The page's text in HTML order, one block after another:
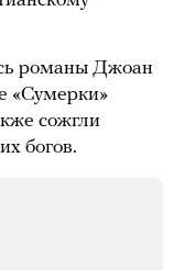
романы Джоан
«Сумерки»
сожгли
богов.